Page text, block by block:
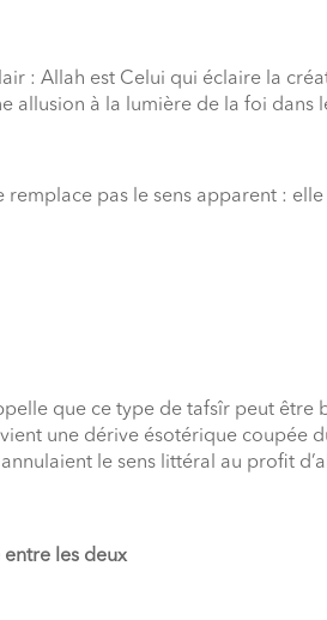
: Allah est Celui qui éclaire la
allusion à la lumière de la foi
remplace pas le sens apparent :
que ce type de tafsîr peut être
une dérive ésotérique coupée
le sens littéral au profit
les deux